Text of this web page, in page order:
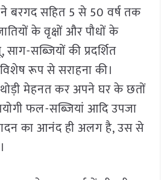
बरगद सहित 5 से 50 वर्ष तक
के वृक्षों और पौधों के
सब्जियों की प्रदर्शित
विशेष रूप से सराहना की।
मेहनत कर अपने घर के छतों
फल-सब्जियां आदि उपजा
का आनंद ही अलग है, उस से